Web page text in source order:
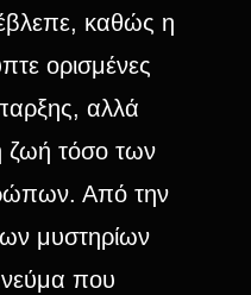
καθώς η
ορισμένες
αλλά
ζωή τόσο των
Από την
μυστηρίων
που